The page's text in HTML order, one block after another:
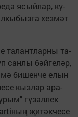
ясый­лар, кү­
хез­мәт
та­лант­лар­ны та­
сан­лы бәй­ге­ләр,
би­шен­че елын
кыз­лар ара­
гү­зәл­лек
җи­тәк­че­се